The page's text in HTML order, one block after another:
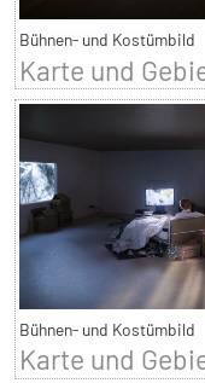
Bühnen- und Kostümbild
Karte und
Bühnen- und Kostümbild
Karte und